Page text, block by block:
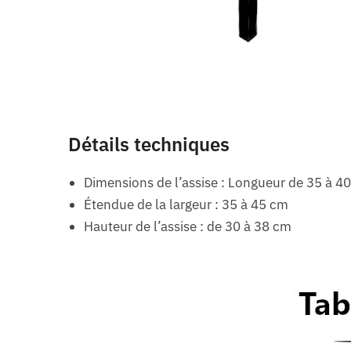
Détails techniques
Dimensions de l’assise : Longueur de 35 à
Étendue de la largeur : 35 à 45 cm
Hauteur de l’assise : de 30 à 38 cm